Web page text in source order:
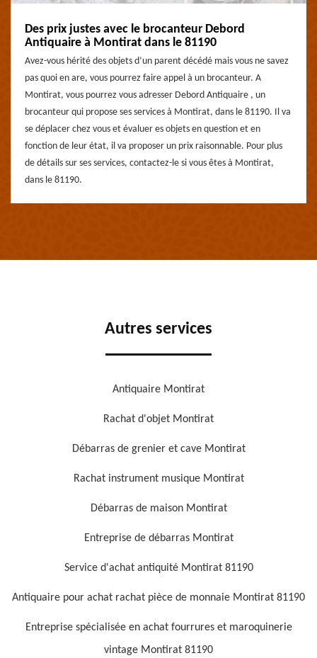
Des prix justes avec le brocanteur Debord
Antiquaire à Montirat dans le 81190
Avez-vous hérité des objets d’un parent décédé mais vous ne savez
pas quoi en are, vous pourrez faire appel à un brocanteur. A
Montirat, vous pourrez vous adresser Debord Antiquaire , un
brocanteur qui propose ses services à Montirat, dans le 81190. Il va
se déplacer chez vous et évaluer es objets en question et en
fonction de leur état, il va proposer un prix raisonnable. Pour plus
de détails sur ses services, contactez-le si vous êtes à Montirat,
dans le 81190.
Autres services
Antiquaire Montirat
Rachat d'objet Montirat
Débarras de grenier et cave Montirat
Rachat instrument musique Montirat
Débarras de maison Montirat
Entreprise de débarras Montirat
Service d'achat antiquité Montirat 81190
Antiquaire pour achat rachat pièce de monnaie Montirat 81190
Entreprise spécialisée en achat fourrures et maroquinerie
vintage Montirat 81190